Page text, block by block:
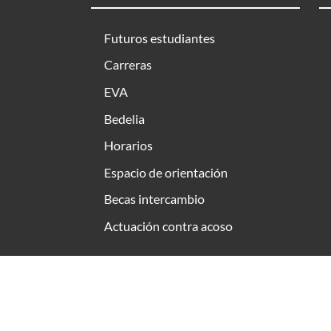
Futuros estudiantes
Carreras
EVA
Bedelia
Horarios
Espacio de orientación
Becas intercambio
Actuación contra acoso